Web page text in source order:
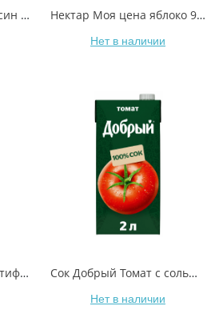
Нектар Добрый Апельсин с мякотью 2 л Нектар Моя цена яблоко 950 мл
Нет в наличии
Нектар Моя цена мультифрукт 950 мл Сок Добрый Томат с солью 2 л
Нет в наличии